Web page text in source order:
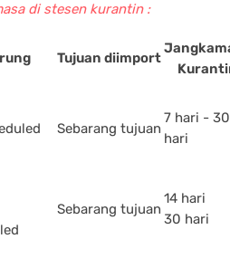
di stesen kurantin :
Tujuan diimport
Sebarang tujuan
7 hari - 30
hari
Sebarang tujuan
14 hari
30 hari